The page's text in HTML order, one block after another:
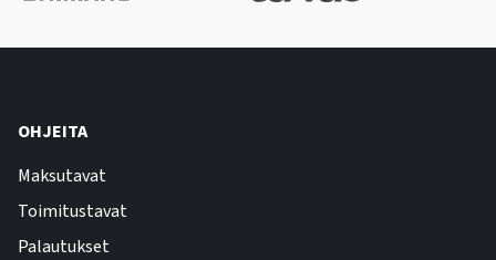
OHJEITA
Maksutavat
Toimitustavat
Palautukset